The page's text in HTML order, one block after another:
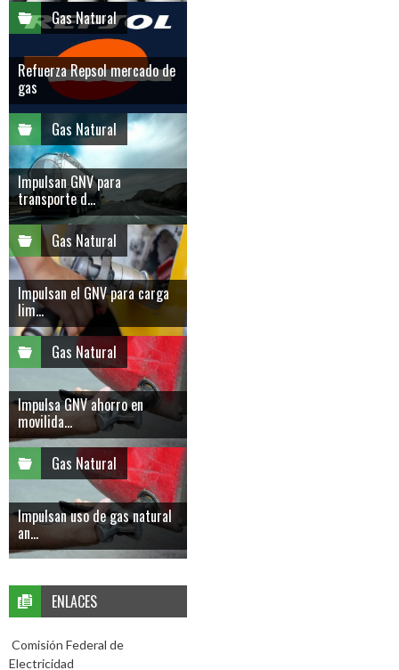
Gas Natural
Refuerza Repsol mercado de
gas
Gas Natural
Impulsan GNV para
transporte d...
Gas Natural
Impulsan el GNV para carga
lim...
Gas Natural
Impulsa GNV ahorro en
movilida...
Gas Natural
Impulsan uso de gas natural
an...
ENLACES
Comisión Federal de
Electricidad